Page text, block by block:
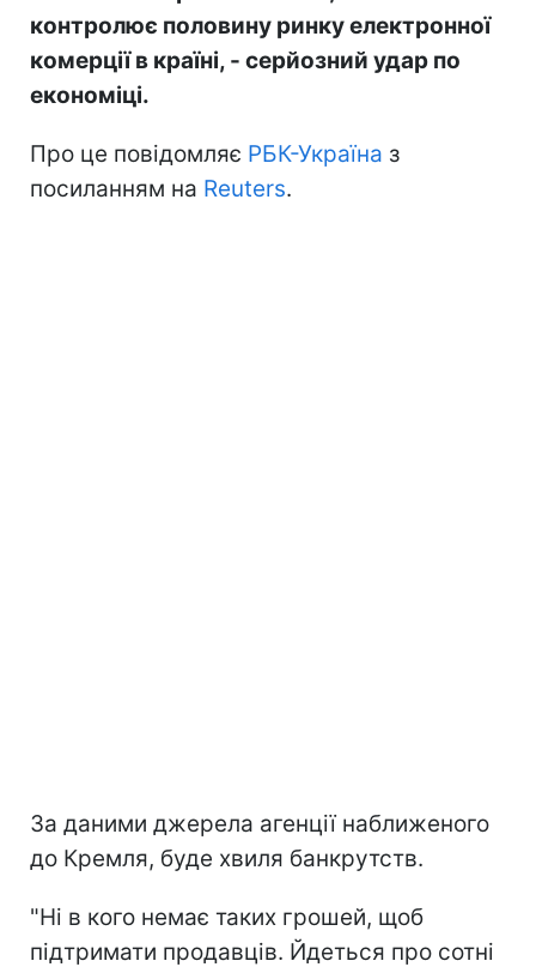
контролює половину ринку електронної
комерції в країні, - серйозний удар по
економіці.
Про це повідомляє РБК-Україна з
посиланням на Reuters.
За даними джерела агенції наближеного
до Кремля, буде хвиля банкрутств.
"Ні в кого немає таких грошей, щоб
підтримати продавців. Йдеться про сотні